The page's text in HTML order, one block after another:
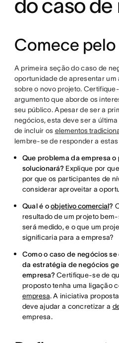
do caso
Comece
A primeira seção do caso de
oportunidade de apresentar
sobre o novo projeto.
argumento que aborde os
seu público. Apesar de ser a
negócios, esta deve ser a
de incluir os elementos
lembre-se de responder a
Que problema da empresa
solucionará? Explique por
por que os participantes de
considerar aproveitar a
Qual é oobjetivo comercial?
resultado de um projeto
será medido, e o que um
significaria para a empresa?
Como o caso de negócios
da estratégia de negócios
empresa? Certifique-se de
proposto tenha uma ligação
empresa. A iniciativa
deve ajudar a concretizar a
empresa.